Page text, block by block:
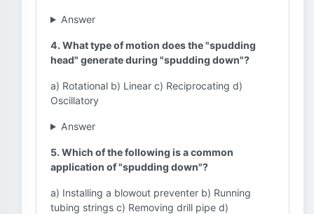
Answer
4. What type of motion does the "spudding
head" generate during "spudding down"?
a) Rotational b) Linear c) Reciprocating d)
Oscillatory
Answer
5. Which of the following is a common
application of "spudding down"?
a) Installing a blowout preventer b) Running
tubing strings c) Removing drill pipe d)